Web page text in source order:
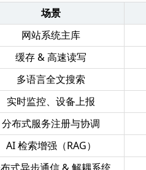
场景
网站系统主库
缓存 & 高速读写
多语言全文搜索
实时监控、设备上报
分布式服务注册与协调
AI 检索增强（RAG）